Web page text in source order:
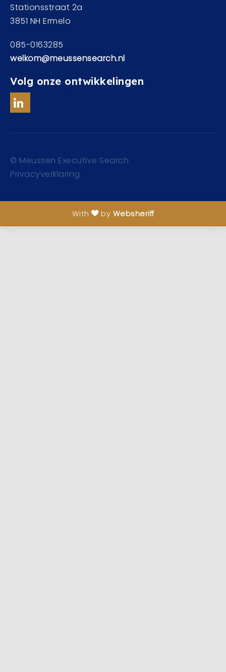
Stationsstraat 2a
3851 NH Ermelo
085-0163285
welkom@meussensearch.nl
Volg onze ontwikkelingen
© Meussen Executive Search
Privacyverklaring
With by Websheriff